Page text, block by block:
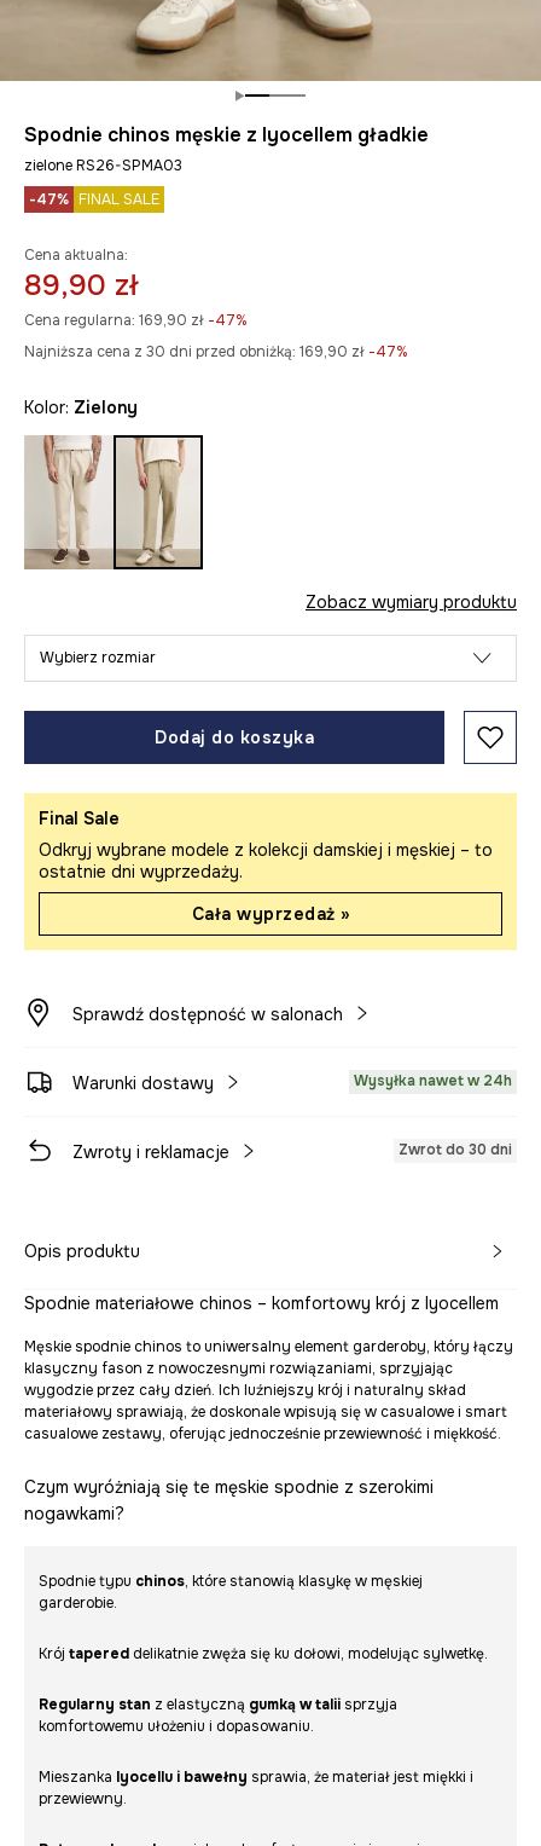
Spodnie chinos męskie z lyocellem gładkie
zielone RS26-SPMA03
-47% FINAL SALE
Cena aktualna:
89,90 zł
Cena regularna: 169,90 zł -47%
Najniższa cena z 30 dni przed obniżką: 169,90 zł -47%
Kolor: zielony
Zobacz wymiary produktu
Wybierz rozmiar
Dodaj do koszyka
Final Sale
Odkryj wybrane modele z kolekcji damskiej i męskiej – to
ostatnie dni wyprzedaży.
Cała wyprzedaż »
Sprawdź dostępność w salonach
Warunki dostawy Wysyłka nawet w 24h
Zwroty i reklamacje Zwrot do 30 dni
Opis produktu
Spodnie materiałowe chinos – komfortowy krój z lyocellem
Męskie spodnie chinos to uniwersalny element garderoby, który łączy
klasyczny fason z nowoczesnymi rozwiązaniami, sprzyjając
wygodzie przez cały dzień. Ich luźniejszy krój i naturalny skład
materiałowy sprawiają, że doskonale wpisują się w casualowe i smart
casualowe zestawy, oferując jednocześnie przewiewność i miękkość.
Czym wyróżniają się te męskie spodnie z szerokimi
nogawkami?
Spodnie typu chinos, które stanowią klasykę w męskiej
garderobie.
Krój tapered delikatnie zwęża się ku dołowi, modelując sylwetkę.
Regularny stan z elastyczną gumką w talii sprzyja
komfortowemu ułożeniu i dopasowaniu.
Mieszanka lyocellu i bawełny sprawia, że materiał jest miękki i
przewiewny.